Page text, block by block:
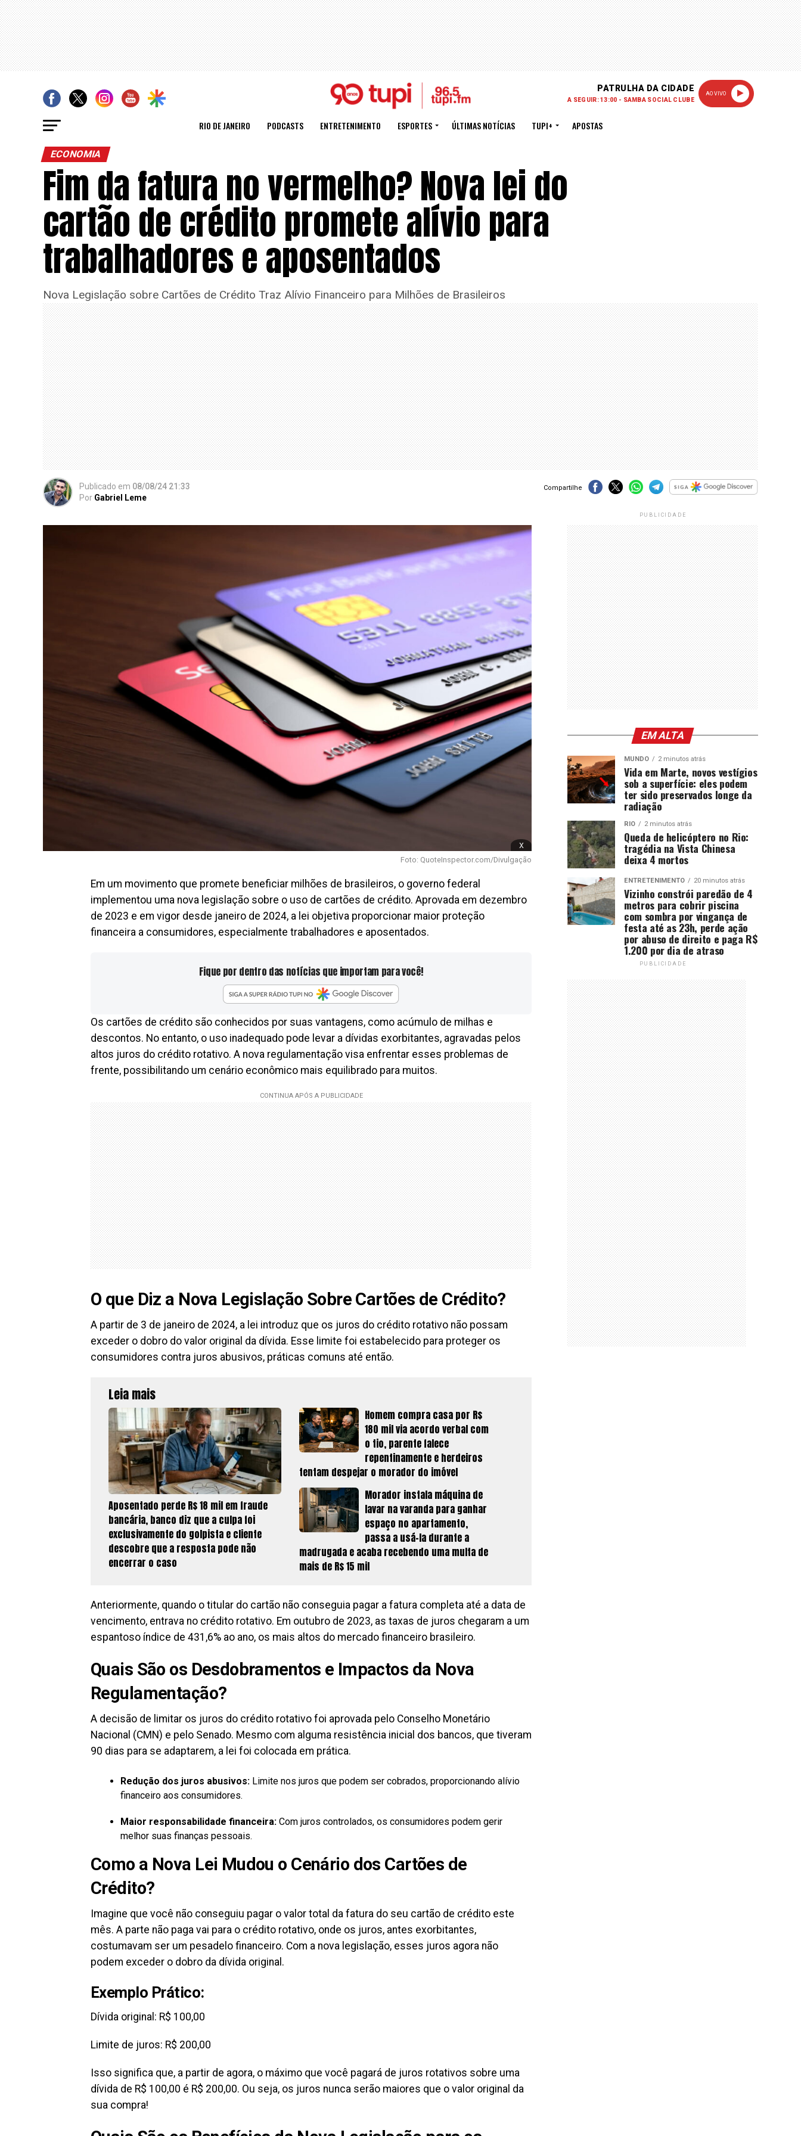
PATRULHA DA CIDADE
A SEGUIR: 13:00 - SAMBA SOCIAL CLUBE
AO VIVO
RIO DE JANEIRO PODCASTS ENTRETENIMENTO ESPORTES ÚLTIMAS NOTÍCIAS TUPI+ APOSTAS
ECONOMIA
Fim da fatura no vermelho? Nova lei do
cartão de crédito promete alívio para
trabalhadores e aposentados
Nova Legislação sobre Cartões de Crédito Traz Alívio Financeiro para Milhões de Brasileiros
Publicado em 08/08/24 21:33
Por Gabriel Leme
Compartilhe
x
Foto: QuoteInspector.com/Divulgação
Em um movimento que promete beneficiar milhões de brasileiros, o governo federal
implementou uma nova legislação sobre o uso de cartões de crédito. Aprovada em dezembro
de 2023 e em vigor desde janeiro de 2024, a lei objetiva proporcionar maior proteção
financeira a consumidores, especialmente trabalhadores e aposentados.
Fique por dentro das notícias que importam para você!
Os cartões de crédito são conhecidos por suas vantagens, como acúmulo de milhas e
descontos. No entanto, o uso inadequado pode levar a dívidas exorbitantes, agravadas pelos
altos juros do crédito rotativo. A nova regulamentação visa enfrentar esses problemas de
frente, possibilitando um cenário econômico mais equilibrado para muitos.
O que Diz a Nova Legislação Sobre Cartões de Crédito?
A partir de 3 de janeiro de 2024, a lei introduz que os juros do crédito rotativo não possam
exceder o dobro do valor original da dívida. Esse limite foi estabelecido para proteger os
consumidores contra juros abusivos, práticas comuns até então.
Leia mais
Aposentado perde R$ 18 mil em fraude
bancária, banco diz que a culpa foi
exclusivamente do golpista e cliente
descobre que a resposta pode não
encerrar o caso
Homem compra casa por R$
180 mil via acordo verbal com
o tio, parente falece
repentinamente e herdeiros
tentam despejar o morador do imóvel
Morador instala máquina de
lavar na varanda para ganhar
espaço no apartamento,
passa a usá-la durante a
madrugada e acaba recebendo uma multa de
mais de R$ 15 mil
Anteriormente, quando o titular do cartão não conseguia pagar a fatura completa até a data de
vencimento, entrava no crédito rotativo. Em outubro de 2023, as taxas de juros chegaram a um
espantoso índice de 431,6% ao ano, os mais altos do mercado financeiro brasileiro.
Quais São os Desdobramentos e Impactos da Nova
Regulamentação?
A decisão de limitar os juros do crédito rotativo foi aprovada pelo Conselho Monetário
Nacional (CMN) e pelo Senado. Mesmo com alguma resistência inicial dos bancos, que tiveram
90 dias para se adaptarem, a lei foi colocada em prática.
Redução dos juros abusivos: Limite nos juros que podem ser cobrados, proporcionando alívio
financeiro aos consumidores.
Maior responsabilidade financeira: Com juros controlados, os consumidores podem gerir
melhor suas finanças pessoais.
Como a Nova Lei Mudou o Cenário dos Cartões de
Crédito?
Imagine que você não conseguiu pagar o valor total da fatura do seu cartão de crédito este
mês. A parte não paga vai para o crédito rotativo, onde os juros, antes exorbitantes,
costumavam ser um pesadelo financeiro. Com a nova legislação, esses juros agora não
podem exceder o dobro da dívida original.
Exemplo Prático:
Dívida original: R$ 100,00
Limite de juros: R$ 200,00
Isso significa que, a partir de agora, o máximo que você pagará de juros rotativos sobre uma
dívida de R$ 100,00 é R$ 200,00. Ou seja, os juros nunca serão maiores que o valor original da
sua compra!
PUBLICIDADE
EM ALTA
MUNDO 2 minutos atrás
Vida em Marte, novos vestígios
sob a superfície: eles podem
ter sido preservados longe da
radiação
RIO 2 minutos atrás
Queda de helicóptero no Rio:
tragédia na Vista Chinesa
deixa 4 mortos
ENTRETENIMENTO 20 minutos atrás
Vizinho constrói paredão de 4
metros para cobrir piscina
com sombra por vingança de
festa até as 23h, perde ação
por abuso de direito e paga R$
1.200 por dia de atraso
PUBLICIDADE